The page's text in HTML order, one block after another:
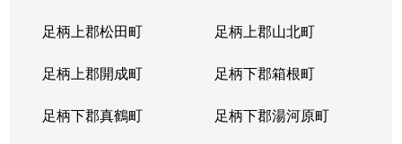
足柄上郡松田町 足柄上郡山北町
足柄上郡開成町 足柄下郡箱根町
足柄下郡真鶴町 足柄下郡湯河原町